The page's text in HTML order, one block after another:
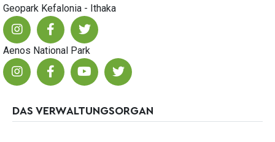
Geopark Kefalonia - Ithaka
Aenos National Park
DAS VERWALTUNGSORGAN